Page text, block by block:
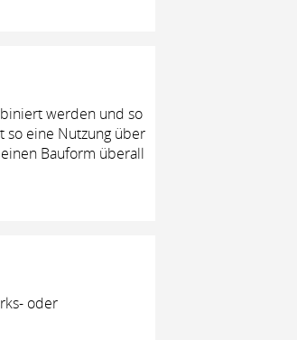
werden und so
so eine Nutzung über
Bauform überall
oder